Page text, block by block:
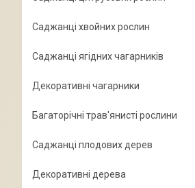
Саджанці хвойних рослин
Саджанці ягідних чагарників
Декоративні чагарники
Багаторічні трав'янисті рослини
Саджанці плодових дерев
Декоративні дерева